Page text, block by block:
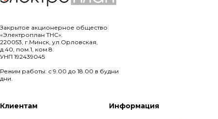
Закрытое акционерное общество
«Электроплан ТНС».
220053, г.Минск, ул.Орловская,
д.40, пом.1, ком.8.
УНП 192439045
Режим работы: с 9.00 до 18.00 в будни
дни.
Клиентам Информация